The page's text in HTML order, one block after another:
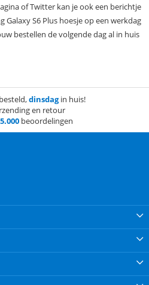
of Twitter kan je ook een berichtje
Galaxy S6 Plus hoesje op een werkdag
bestellen de volgende dag al in huis
dinsdagin huis!
en retour
beoordelingen